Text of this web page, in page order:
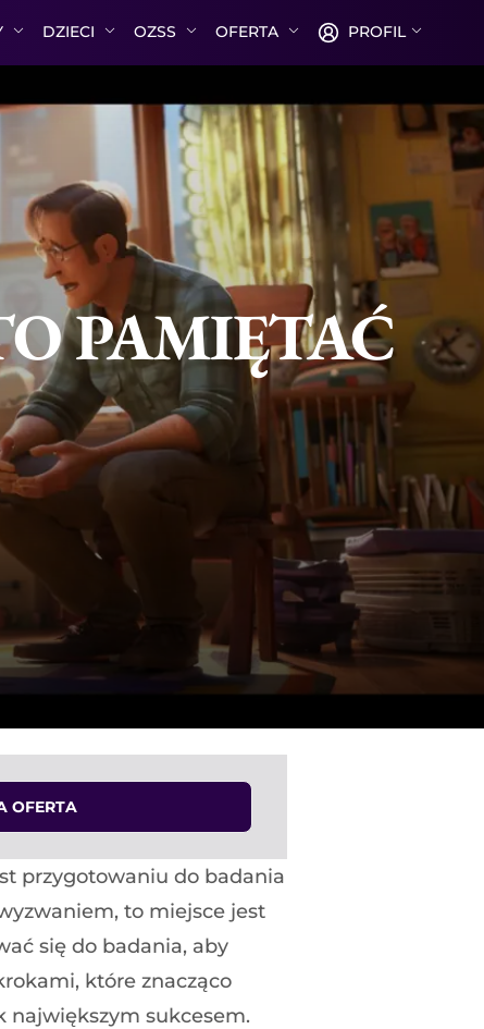
DZIECI OZSS OFERTA PROFIL
PAMIĘTAĆ
OFERTA
przygotowaniu do badania
to miejsce jest
się do badania, aby
które znacząco
największym sukcesem.